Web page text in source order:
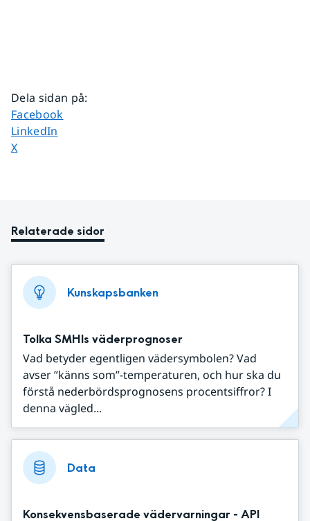
Dela sidan på:
Dela sidan på
Facebook
Dela sidan på
LinkedIn
Dela sidan på
X
Relaterade sidor
Kunskapsbanken
Tolka SMHIs väderprognoser
Vad betyder egentligen vädersymbolen? Vad
avser ”känns som”-temperaturen, och hur ska du
förstå nederbördsprognosens procentsiffror? I
denna vägled...
Data
Konsekvensbaserade vädervarningar - API